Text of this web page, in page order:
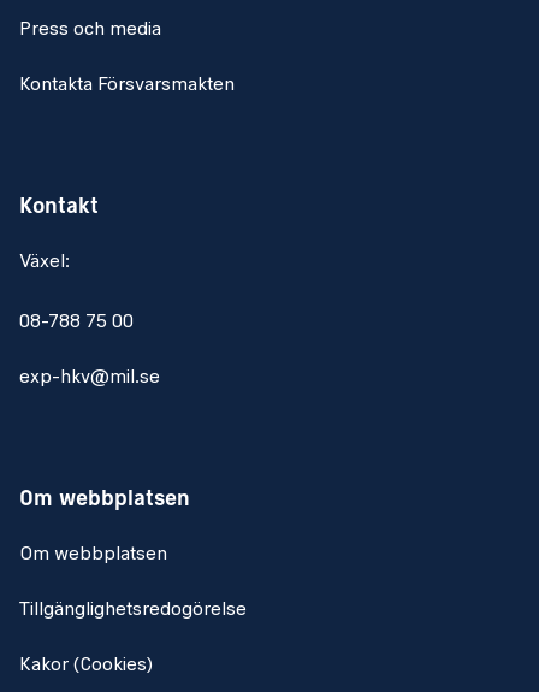
Press och media
Kontakta Försvarsmakten
Kontakt
Växel:
08-788 75 00
exp-hkv@mil.se
Om webbplatsen
Om webbplatsen
Tillgänglighetsredogörelse
Kakor (Cookies)